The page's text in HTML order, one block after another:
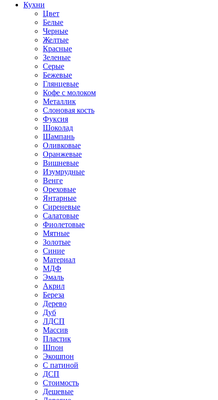
Кухни
Цвет
Белые
Черные
Желтые
Красные
Зеленые
Серые
Бежевые
Глянцевые
Кофе с молоком
Металлик
Слоновая кость
Фуксия
Шоколад
Шампань
Оливковые
Оранжевые
Вишневые
Изумрудные
Венге
Ореховые
Янтарные
Сиреневые
Салатовые
Фиолетовые
Мятные
Золотые
Синие
Материал
МДФ
Эмаль
Акрил
Береза
Дерево
Дуб
ЛДСП
Массив
Пластик
Шпон
Экошпон
С патиной
ДСП
Стоимость
Дешевые